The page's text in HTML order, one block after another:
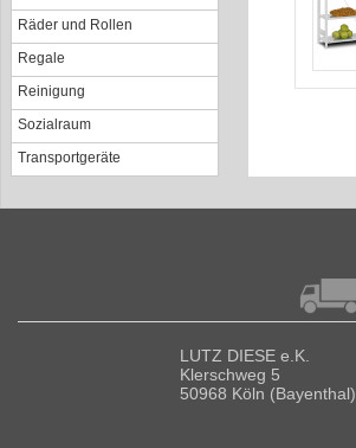
Räder und Rollen
Regale
Reinigung
Sozialraum
Transportgeräte
LUTZ DIESE e.K.
Klerschweg 5
50968 Köln (Bayenthal)